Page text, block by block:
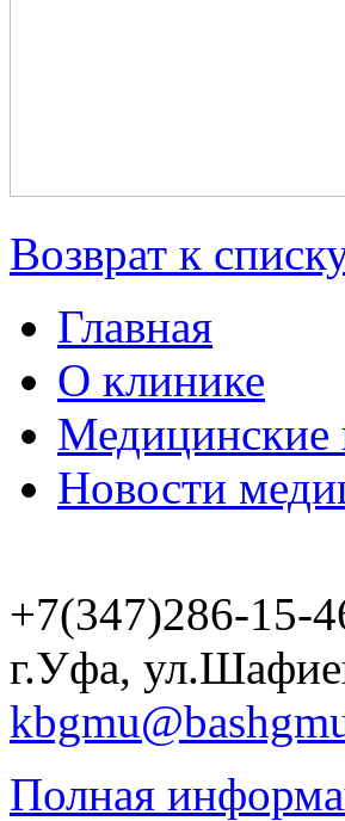
Возврат к
Главная
О клинике
Медицинские
Новости
+7(347)286-15-
г.Уфа,
Полная